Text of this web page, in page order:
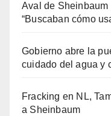
Aval de Sheinbaum
“Buscaban cómo
Gobierno abre la
cuidado del agua y
Fracking en NL,
a Sheinbaum